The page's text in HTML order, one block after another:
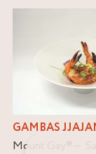
GAMBAS
Mount Gay